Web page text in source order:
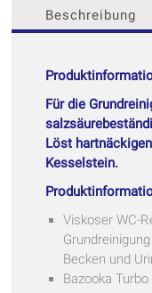
Beschreibung
Für die
Löst
Kesselstein.
Viskoser WC-
Becken und
Bazooka